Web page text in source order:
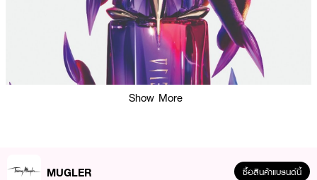
Show More
MUGLER ซื้อสินค้าแบรนด์นี้